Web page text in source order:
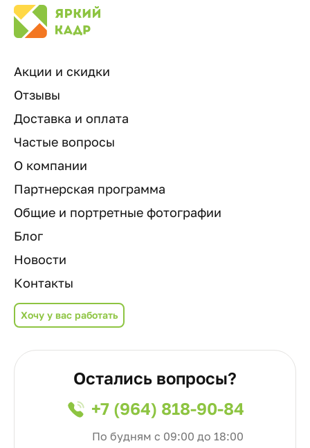
Акции и скидки
Отзывы
Доставка и оплата
Частые вопросы
О компании
Партнерская программа
Общие и портретные фотографии
Блог
Новости
Контакты
Хочу у вас работать
Остались вопросы?
+7 (964) 818-90-84
По будням с 09:00 до 18:00